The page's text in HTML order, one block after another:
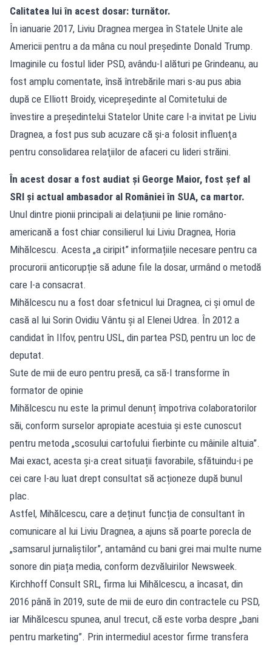
Calitatea lui în acest dosar: turnător.
În ianuarie 2017, Liviu Dragnea mergea în Statele Unite ale
Americii pentru a da mâna cu noul președinte Donald Trump.
Imaginile cu fostul lider PSD, avându-l alături pe Grindeanu, au
fost amplu comentate, însă întrebările mari s-au pus abia
după ce Elliott Broidy, vicepreşedinte al Comitetului de
învestire a preşedintelui Statelor Unite care l-a invitat pe Liviu
Dragnea, a fost pus sub acuzare că şi-a folosit influenţa
pentru consolidarea relaţiilor de afaceri cu lideri străini.
În acest dosar a fost audiat și George Maior, fost șef al
SRI și actual ambasador al României în SUA, ca martor.
Unul dintre pionii principali ai delațiunii pe linie româno-
americană a fost chiar consilierul lui Liviu Dragnea, Horia
Mihălcescu. Acesta „a ciripit” informațiile necesare pentru ca
procurorii anticorupție să adune file la dosar, urmând o metodă
care l-a consacrat.
Mihălcescu nu a fost doar sfetnicul lui Dragnea, ci și omul de
casă al lui Sorin Ovidiu Vântu și al Elenei Udrea. În 2012 a
candidat în Ilfov, pentru USL, din partea PSD, pentru un loc de
deputat.
Sute de mii de euro pentru presă, ca să-l transforme în
formator de opinie
Mihălcescu nu este la primul denunț împotriva colaboratorilor
săi, conform surselor apropiate acestuia și este cunoscut
pentru metoda „scosului cartofului fierbinte cu mâinile altuia”.
Mai exact, acesta și-a creat situații favorabile, sfătuindu-i pe
cei care l-au luat drept consultat să acționeze după bunul
plac.
Astfel, Mihălcescu, care a deținut funcția de consultant în
comunicare al lui Liviu Dragnea, a ajuns să poarte porecla de
„samsarul jurnaliștilor”, antamând cu bani grei mai multe nume
sonore din piața media, conform dezvăluirilor Newsweek.
Kirchhoff Consult SRL, firma lui Mihălcescu, a încasat, din
2016 până în 2019, sute de mii de euro din contractele cu PSD,
iar Mihălcescu spunea, anul trecut, că este vorba despre „bani
pentru marketing”. Prin intermediul acestor firme transfera